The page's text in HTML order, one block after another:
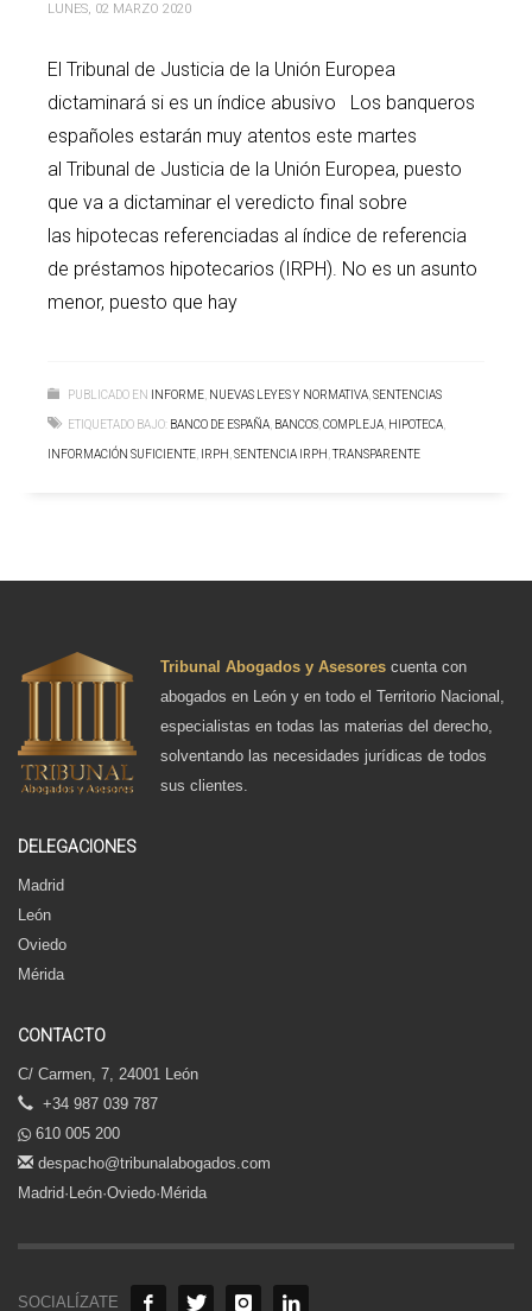
LUNES, 02 MARZO 2020
El Tribunal de Justicia de la Unión Europea
dictaminará si es un índice abusivo Los banqueros
españoles estarán muy atentos este martes
al Tribunal de Justicia de la Unión Europea, puesto
que va a dictaminar el veredicto final sobre
las hipotecas referenciadas al índice de referencia
de préstamos hipotecarios (IRPH). No es un asunto
menor, puesto que hay
PUBLICADO EN INFORME, NUEVAS LEYES Y NORMATIVA,SENTENCIAS
ETIQUETADO BAJO: BANCO DE ESPAÑA, BANCOS,COMPLEJA, HIPOTECA,
INFORMACIÓN SUFICIENTE, IRPH,SENTENCIA IRPH,TRANSPARENTE
Tribunal Abogados y Asesores cuenta con
abogados en León y en todo el Territorio Nacional,
especialistas en todas las materias del derecho,
solventando las necesidades jurídicas de todos
sus clientes.
DELEGACIONES
Madrid
León
Oviedo
Mérida
CONTACTO
C/ Carmen, 7, 24001 León
+34 987 039 787
610 005 200
despacho@tribunalabogados.com
Madrid·León·Oviedo·Mérida
SOCIALÍZATE